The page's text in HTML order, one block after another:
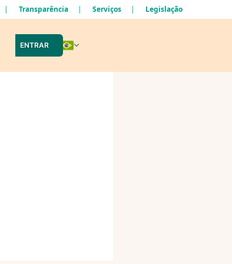
Transparência Serviços
Legislação
ENTRAR